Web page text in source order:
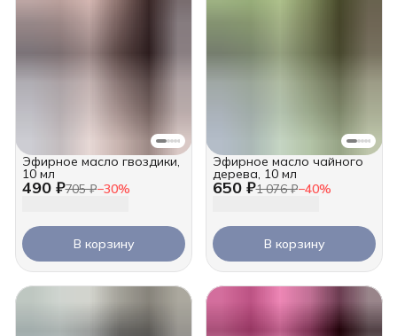
490 ₽705 ₽−30%
Эфирное масло гвоздики,
10 мл
В корзину
650 ₽1 076 ₽−40%
Эфирное масло чайного
дерева, 10 мл
В корзину